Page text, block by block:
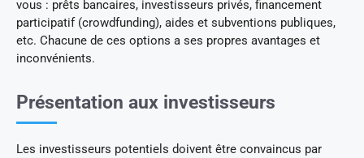
vous : prêts bancaires, investisseurs privés, financement
participatif (crowdfunding), aides et subventions publiques,
etc. Chacune de ces options a ses propres avantages et
inconvénients.
Présentation aux investisseurs
Les investisseurs potentiels doivent être convaincus par